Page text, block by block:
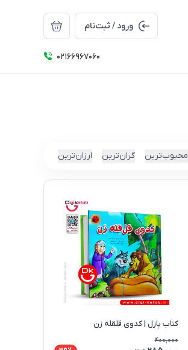
ورود / ثبت‌نام
۰۲۱66967060
محبوب‌ترین گران‌ترین ارزان‌ترین
کتاب پازل | کدوی قلقله‌ زن
400,000